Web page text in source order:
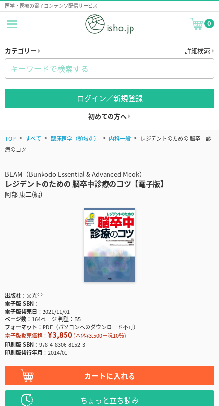
医学・医療の電子コンテンツ配信サービス
0
カテゴリー 詳細検索
ログイン／新規登録
初めての方へ
TOP すべて 臨床医学（領域別） 内科一般
レジデントのための 脳卒中診
療のコツ
BEAM（Bunkodo Essential & Advanced Mook）
レジデントのための 脳卒中診療のコツ【電子版】
阿部 康二(編)
出版社
文光堂
電子版ISBN
電子版発売日
2021/11/01
ページ数
164ページ判型
B5
フォーマット
PDF（パソコンへのダウンロード不可）
電子版販売価格： ¥3,850(本体¥3,500＋税10％)
印刷版ISBN
978-4-8306-8152-3
印刷版発行年月
2014/01
カートに入れる
ちょっと立ち読み